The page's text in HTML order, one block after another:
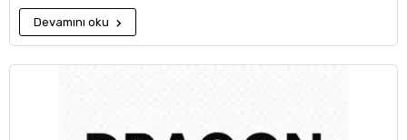
Devamını oku